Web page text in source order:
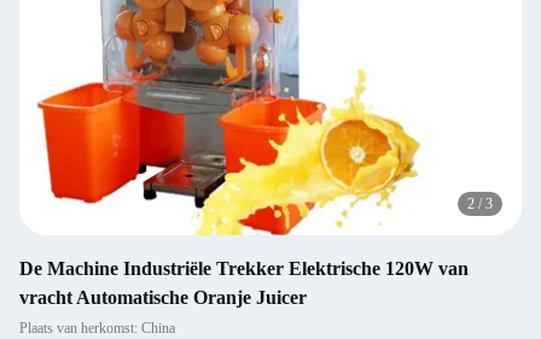
2 / 3
De Machine Industriële Trekker Elektrische 120W van
vracht Automatische Oranje Juicer
Plaats van herkomst: China